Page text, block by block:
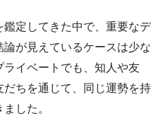
定してきた中で、重要なデ
が見えているケースは少な
ライベートでも、知人や友
ちを通じて、同じ運勢を持
した。